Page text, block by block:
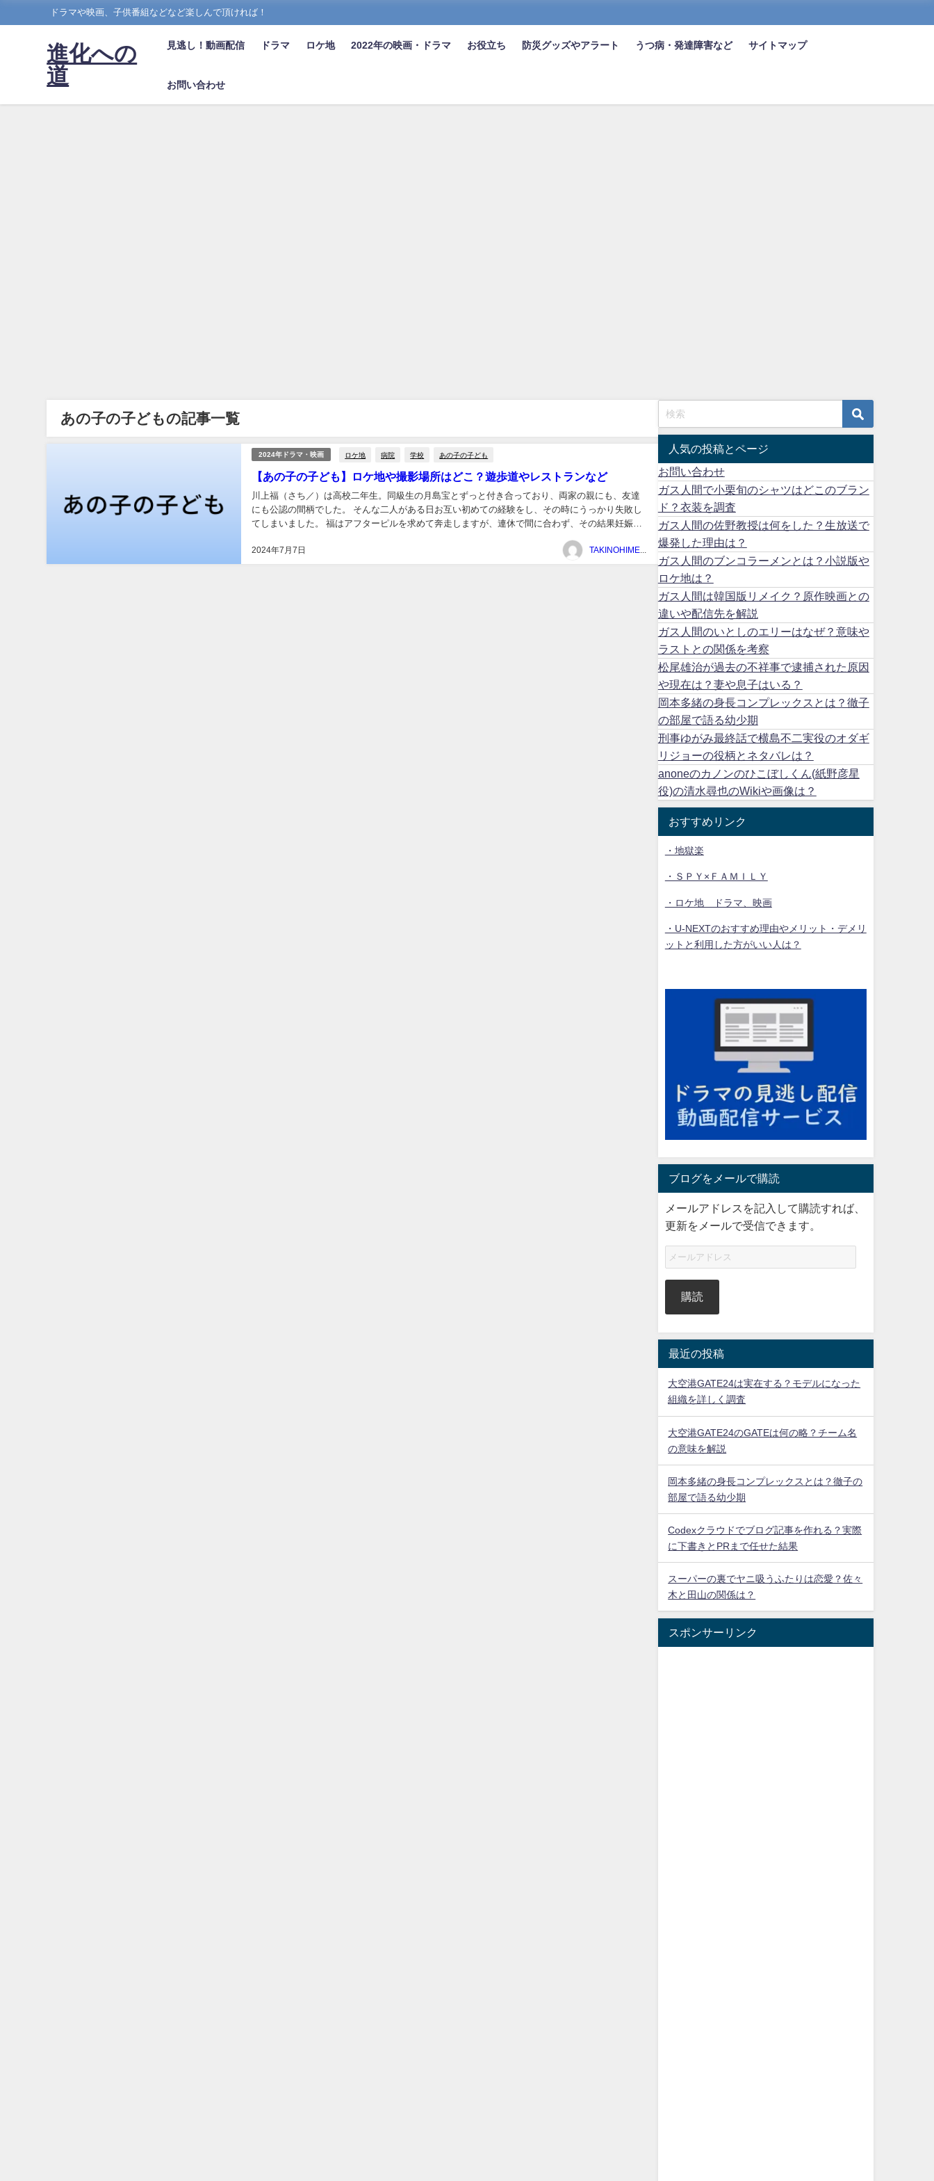
ドラマや映画、子供番組などなど楽しんで頂ければ！
進化への
道
見逃し！動画配信 ドラマ ロケ地 2022年の映画・ドラマ お役立ち 防災グッズやアラート うつ病・発達障害など サイトマップ
お問い合わせ
あの子の子どもの記事一覧
2024年ドラマ・映画 ロケ地 病院 学校 あの子の子ども
【あの子の子ども】ロケ地や撮影場所はどこ？遊歩道やレストランなど
2024年7月7日
川上福（さち／）は高校二年生。同級生の月島宝とずっと付き合っており、両家の親にも、友達
にも公認の間柄でした。 そんな二人がある日お互い初めての経験をし、その時にうっかり失敗し
てしまいました。 福はアフターピルを求めて奔走しますが、連休で間に合わず、その結果妊娠し
TAKINOHIMEMIKO
人気の投稿とページ
お問い合わせ
ガス人間で小栗旬のシャツはどこのブラン
ド？衣装を調査
ガス人間の佐野教授は何をした？生放送で
爆発した理由は？
ガス人間のブンコラーメンとは？小説版や
ロケ地は？
ガス人間は韓国版リメイク？原作映画との
違いや配信先を解説
ガス人間のいとしのエリーはなぜ？意味や
ラストとの関係を考察
松尾雄治が過去の不祥事で逮捕された原因
や現在は？妻や息子はいる？
岡本多緒の身長コンプレックスとは？徹子
の部屋で語る幼少期
刑事ゆがみ最終話で横島不二実役のオダギ
リジョーの役柄とネタバレは？
anoneのカノンのひこぼしくん(紙野彦星
役)の清水尋也のWikiや画像は？
おすすめリンク
・地獄楽
・ＳＰＹ×ＦＡＭＩＬＹ
・ロケ地 ドラマ、映画
・U-NEXTのおすすめ理由やメリット・デメリ
ットと利用した方がいい人は？
ブログをメールで購読
メールアドレスを記入して購読すれば、
更新をメールで受信できます。
購読
最近の投稿
大空港GATE24は実在する？モデルになった
組織を詳しく調査
大空港GATE24のGATEは何の略？チーム名
の意味を解説
岡本多緒の身長コンプレックスとは？徹子の
部屋で語る幼少期
Codexクラウドでブログ記事を作れる？実際
に下書きとPRまで任せた結果
スーパーの裏でヤニ吸うふたりは恋愛？佐々
木と田山の関係は？
スポンサーリンク